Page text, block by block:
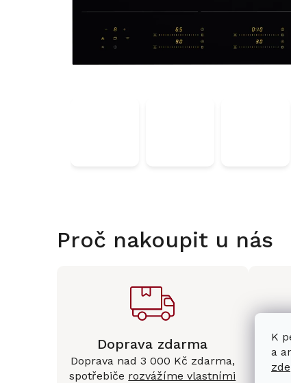
K
a
zde
Proč nakoupit u nás
Doprava zdarma
Doprava nad 3 000 Kč zdarma,
spotřebiče rozvážíme vlastními